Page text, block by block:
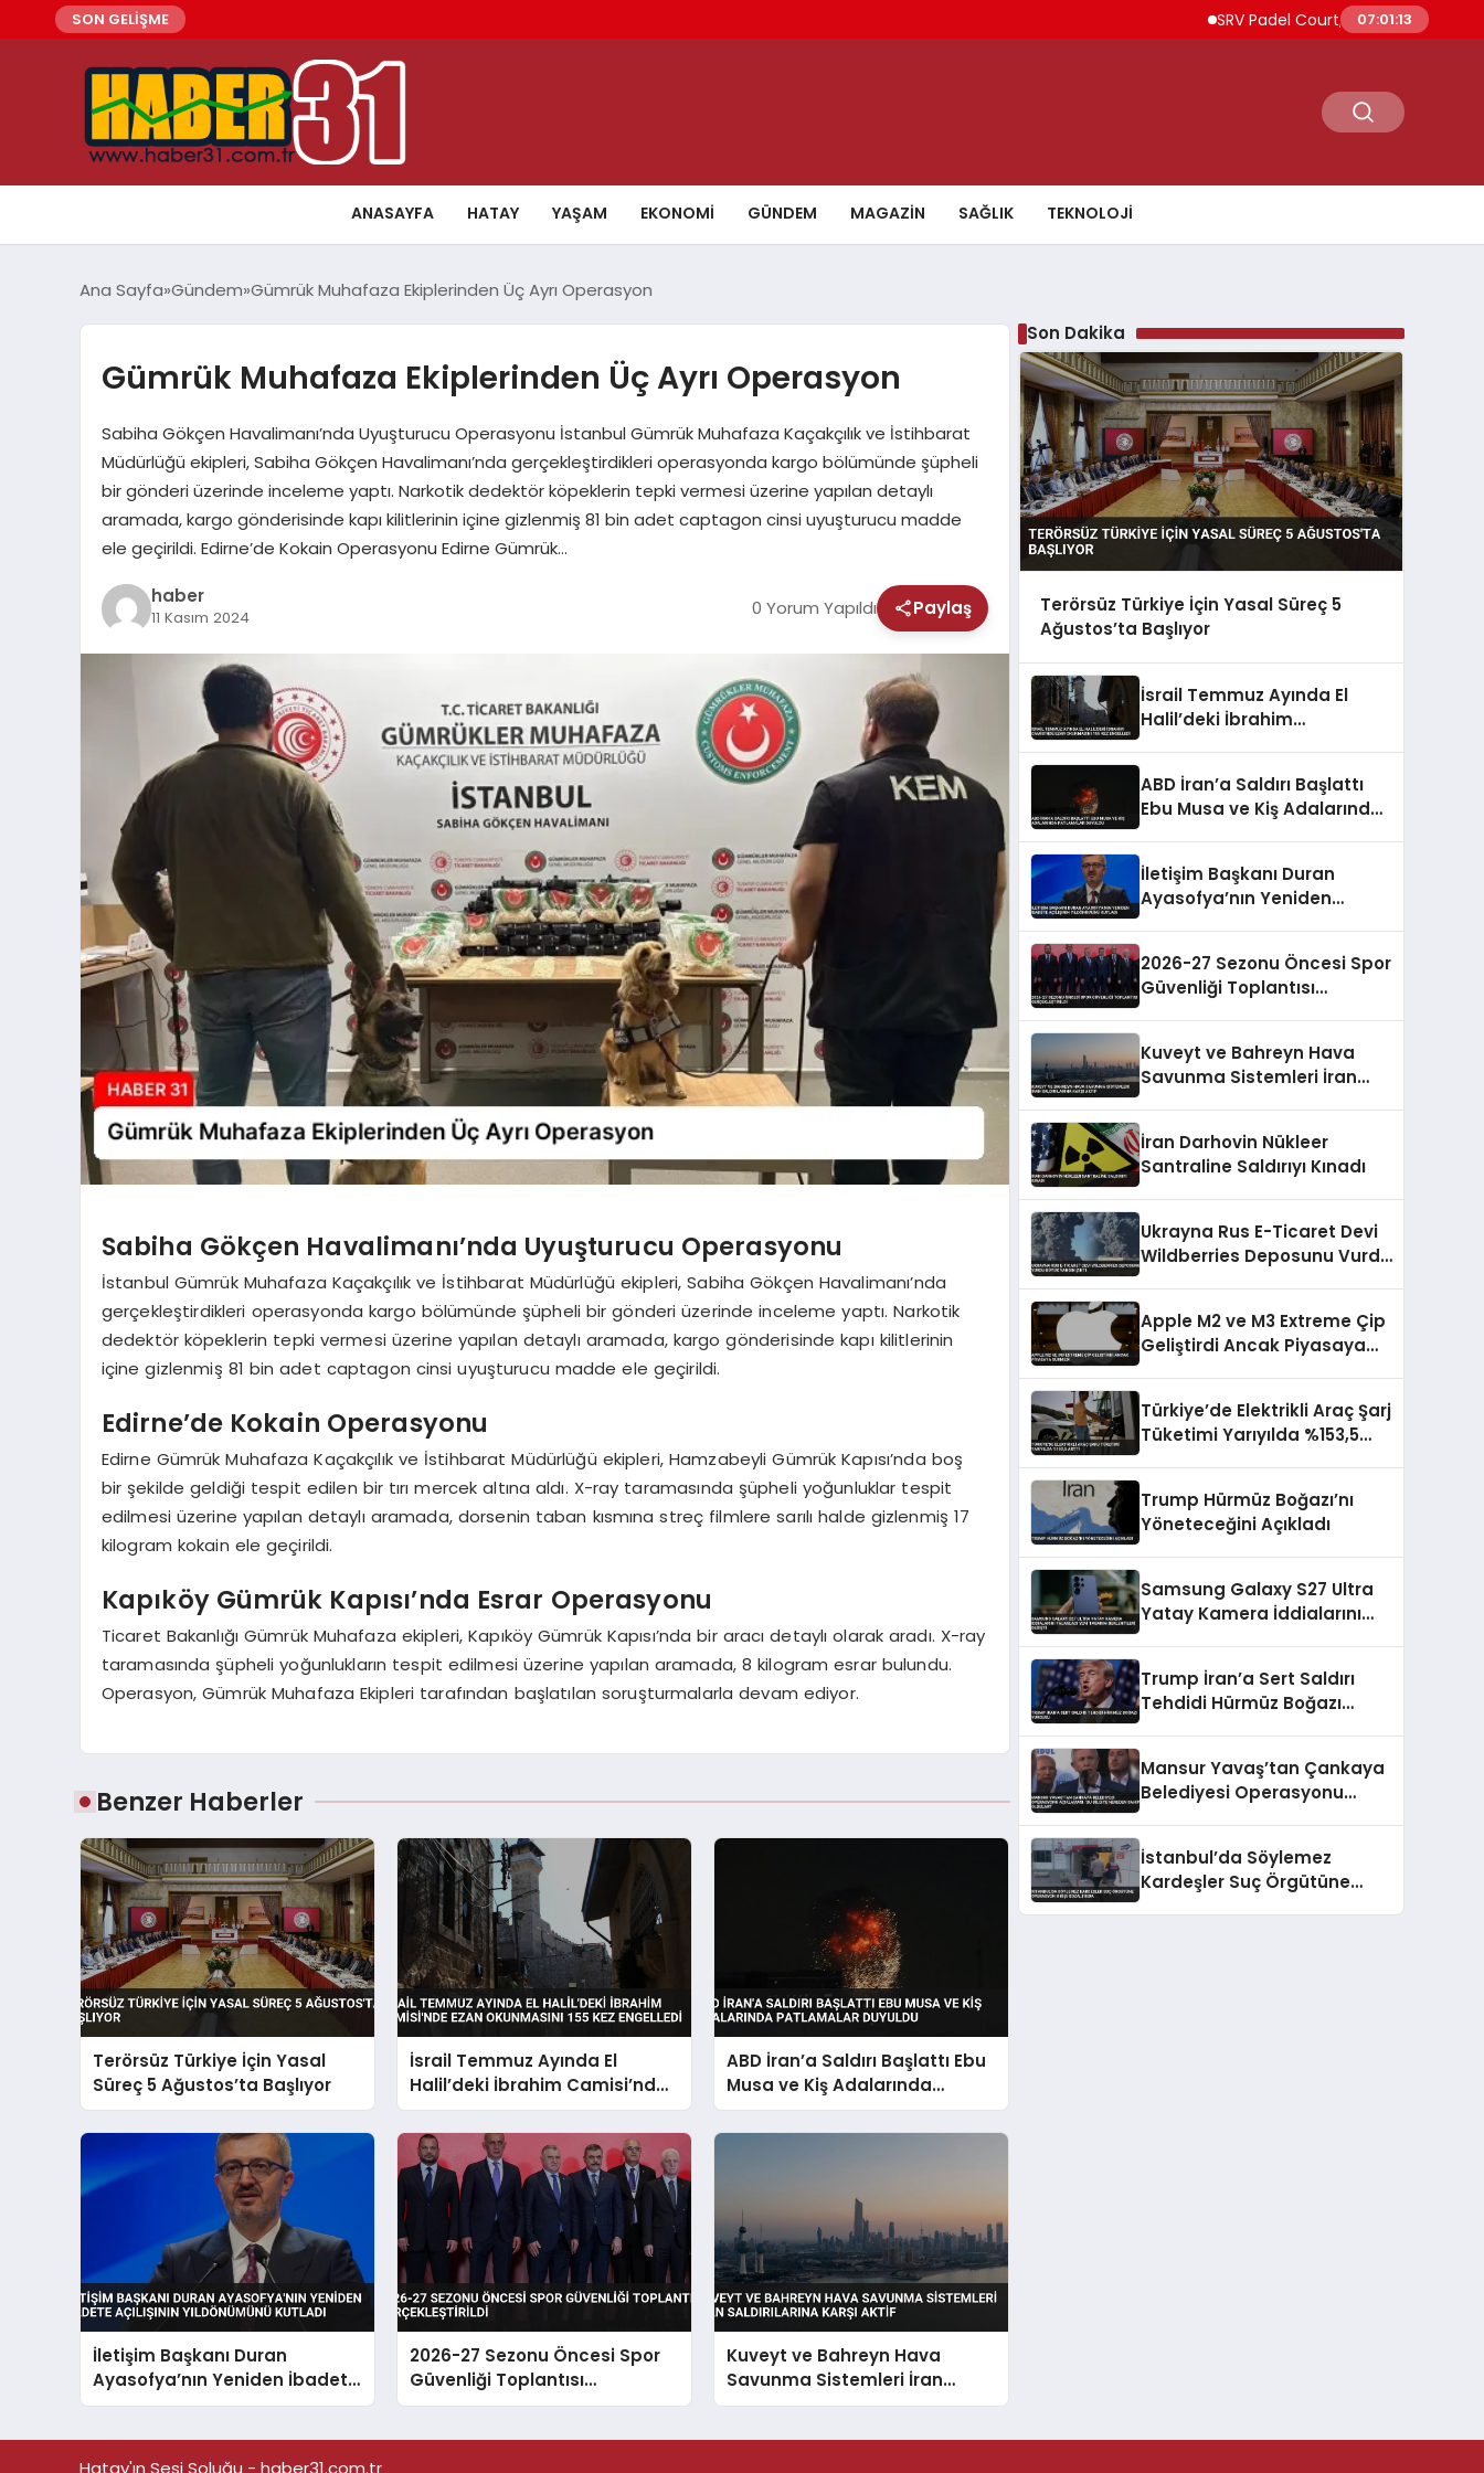
SON GELİŞME SRV Padel Court, 24 Ülkeye İhracat
07:01:14
ANASAYFA HATAY YAŞAM EKONOMI GÜNDEM MAGAZIN SAĞLIK TEKNOLOJI
Ana Sayfa Gündem Gümrük Muhafaza Ekiplerinden Üç Ayrı Operasyon
Gümrük Muhafaza Ekiplerinden Üç Ayrı Operasyon
Sabiha Gökçen Havalimanı’nda Uyuşturucu Operasyonu İstanbul Gümrük Muhafaza Kaçakçılık ve İstihbarat
Müdürlüğü ekipleri, Sabiha Gökçen Havalimanı’nda gerçekleştirdikleri operasyonda kargo bölümünde şüpheli
bir gönderi üzerinde inceleme yaptı. Narkotik dedektör köpeklerin tepki vermesi üzerine yapılan detaylı
aramada, kargo gönderisinde kapı kilitlerinin içine gizlenmiş 81 bin adet captagon cinsi uyuşturucu madde
ele geçirildi. Edirne’de Kokain Operasyonu Edirne Gümrük…
haber
11 Kasım 2024 0 Yorum Yapıldı Paylaş
Sabiha Gökçen Havalimanı’nda Uyuşturucu Operasyonu
İstanbul Gümrük Muhafaza Kaçakçılık ve İstihbarat Müdürlüğü ekipleri, Sabiha Gökçen Havalimanı’nda
gerçekleştirdikleri operasyonda kargo bölümünde şüpheli bir gönderi üzerinde inceleme yaptı. Narkotik
dedektör köpeklerin tepki vermesi üzerine yapılan detaylı aramada, kargo gönderisinde kapı kilitlerinin
içine gizlenmiş 81 bin adet captagon cinsi uyuşturucu madde ele geçirildi.
Edirne’de Kokain Operasyonu
Edirne Gümrük Muhafaza Kaçakçılık ve İstihbarat Müdürlüğü ekipleri, Hamzabeyli Gümrük Kapısı’nda boş
bir şekilde geldiği tespit edilen bir tırı mercek altına aldı. X-ray taramasında şüpheli yoğunluklar tespit
edilmesi üzerine yapılan detaylı aramada, dorsenin taban kısmına streç filmlere sarılı halde gizlenmiş 17
kilogram kokain ele geçirildi.
Kapıköy Gümrük Kapısı’nda Esrar Operasyonu
Ticaret Bakanlığı Gümrük Muhafaza ekipleri, Kapıköy Gümrük Kapısı’nda bir aracı detaylı olarak aradı. X-ray
taramasında şüpheli yoğunlukların tespit edilmesi üzerine yapılan aramada, 8 kilogram esrar bulundu.
Operasyon, Gümrük Muhafaza Ekipleri tarafından başlatılan soruşturmalarla devam ediyor.
Benzer Haberler
Terörsüz Türkiye İçin Yasal
Süreç 5 Ağustos’ta Başlıyor
İsrail Temmuz Ayında El
Halil’deki İbrahim Camisi’nde
Ezan Okunmasını 155 Kez
Engelledi
ABD İran’a Saldırı Başlattı Ebu
Musa ve Kiş Adalarında
Patlamalar Duyuldu
İletişim Başkanı Duran
Ayasofya’nın Yeniden İbadete
Açılışının Yıldönümünü Kutladı
2026-27 Sezonu Öncesi Spor
Güvenliği Toplantısı
Gerçekleştirildi
Kuveyt ve Bahreyn Hava
Savunma Sistemleri İran
Saldırılarına Karşı Aktif
Son Dakika
Terörsüz Türkiye İçin Yasal Süreç 5
Ağustos’ta Başlıyor
İsrail Temmuz Ayında El
Halil’deki İbrahim
Engelledi
ABD İran’a Saldırı Başlattı
Ebu Musa ve Kiş Adalarında
İletişim Başkanı Duran
Ayasofya’nın Yeniden
2026-27 Sezonu Öncesi Spor
Güvenliği Toplantısı
Kuveyt ve Bahreyn Hava
Savunma Sistemleri İran
İran Darhovin Nükleer
Santraline Saldırıyı Kınadı
Ukrayna Rus E-Ticaret Devi
Wildberries Deposunu Vurdu
Apple M2 ve M3 Extreme Çip
Geliştirdi Ancak Piyasaya
Türkiye’de Elektrikli Araç Şarj
Tüketimi Yarıyılda %153,5
Trump Hürmüz Boğazı’nı
Yöneteceğini Açıkladı
Samsung Galaxy S27 Ultra
Yatay Kamera İddialarını
Trump İran’a Sert Saldırı
Tehdidi Hürmüz Boğazı
Mansur Yavaş’tan Çankaya
Belediyesi Operasyonu
İstanbul’da Söylemez
Kardeşler Suç Örgütüne
Hatay'ın Sesi Soluğu - haber31.com.tr